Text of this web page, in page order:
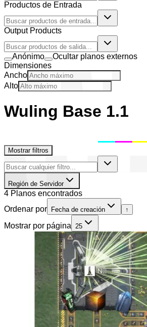
Productos de Entrada
Output Products
Anónimo
Ocultar planos externos
Dimensiones
Ancho
Alto
Wuling Base 1.1
Mostrar filtros
Región de Servidor
4 Planos encontrados
Ordenar por
Fecha de creación ↑
Mostrar por página 25